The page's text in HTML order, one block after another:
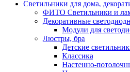
Светильники для дома,
ФИТО Светильники и
Декоративные
Модули для
Люстры, бра
Детские
Классика
Настенно-